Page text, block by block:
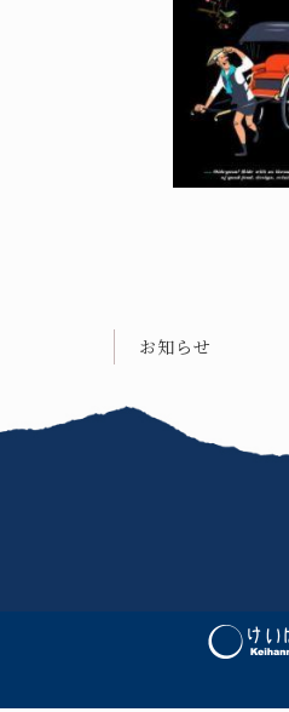
お知らせ